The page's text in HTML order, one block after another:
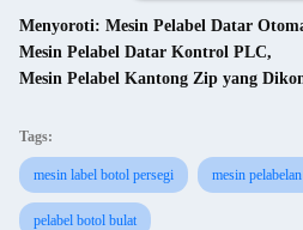
Menyoroti: Mesin Pelabel Datar
Mesin Pelabel Datar Kontrol PLC,
Mesin Pelabel Kantong Zip yang
Tags:
mesin label botol persegi mesin
pelabel botol bulat